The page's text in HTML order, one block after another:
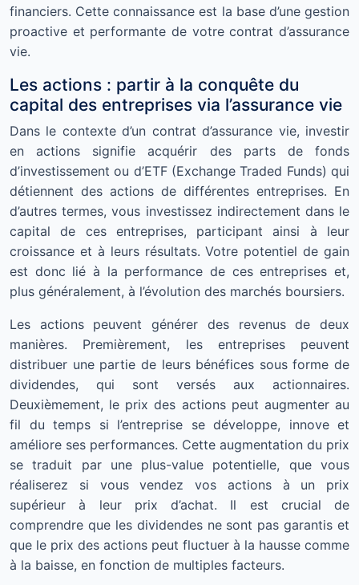
financiers. Cette connaissance est la base d’une gestion
proactive et performante de votre contrat d’assurance
vie.
Les actions : partir à la conquête du
capital des entreprises via l’assurance vie
Dans le contexte d’un contrat d’assurance vie, investir
en actions signifie acquérir des parts de fonds
d’investissement ou d’ETF (Exchange Traded Funds) qui
détiennent des actions de différentes entreprises. En
d’autres termes, vous investissez indirectement dans le
capital de ces entreprises, participant ainsi à leur
croissance et à leurs résultats. Votre potentiel de gain
est donc lié à la performance de ces entreprises et,
plus généralement, à l’évolution des marchés boursiers.
Les actions peuvent générer des revenus de deux
manières. Premièrement, les entreprises peuvent
distribuer une partie de leurs bénéfices sous forme de
dividendes, qui sont versés aux actionnaires.
Deuxièmement, le prix des actions peut augmenter au
fil du temps si l’entreprise se développe, innove et
améliore ses performances. Cette augmentation du prix
se traduit par une plus-value potentielle, que vous
réaliserez si vous vendez vos actions à un prix
supérieur à leur prix d’achat. Il est crucial de
comprendre que les dividendes ne sont pas garantis et
que le prix des actions peut fluctuer à la hausse comme
à la baisse, en fonction de multiples facteurs.